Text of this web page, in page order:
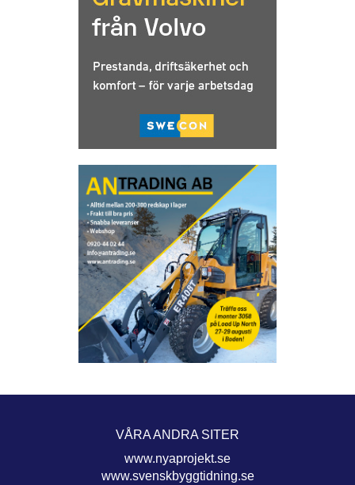
VÅRA ANDRA SITER
www.nyaprojekt.se
www.svenskbyggtidning.se